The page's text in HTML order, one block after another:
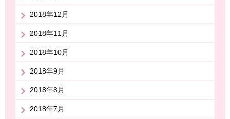
2018年12月
2018年11月
2018年10月
2018年9月
2018年8月
2018年7月